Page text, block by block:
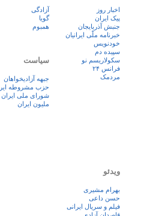
اخبار روز
پيک ايران
جنبش آذربایجان
خبرنامه ملّی ایرانیان
خودنویس
سپیده دم
سکولاریسم نو
فرانس ۲۴
مردمک
آزادگی
گویا
همبوم
سیاست
جبهه آزادیخواهان
حزب مشروطه
شورای ملی ایران
ملیون ایران
ویدئو
بهرام مشیری
حسن داعی
فيلم و سريال ايرانی
قاصدان آزادی